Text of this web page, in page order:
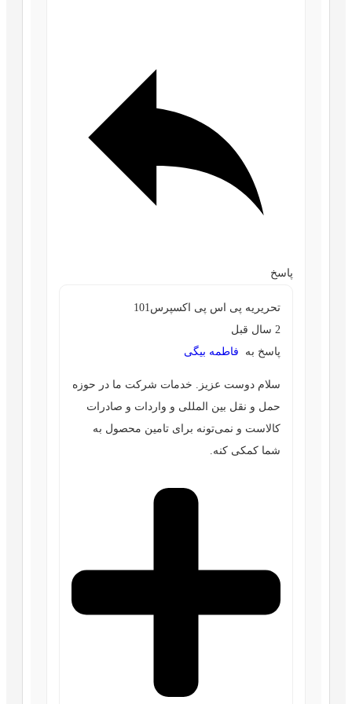
پاسخ
تحریریه پی اس پی اکسپرس101
2 سال قبل
پاسخ به فاطمه بیگی
سلام دوست عزیز. خدمات شرکت ما در حوزه
حمل و نقل بین المللی و واردات و صادرات
کالاست و نمی‌تونه برای تامین محصول به
شما کمکی کنه.